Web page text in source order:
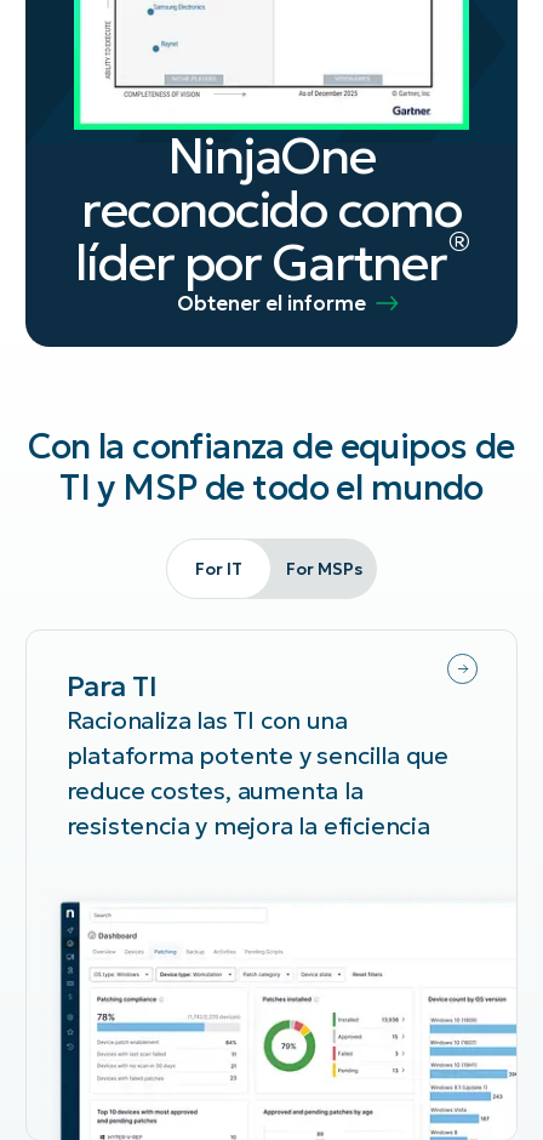
NinjaOne
reconocido como
líder por Gartner®
Obtener el informe
Con la confianza de equipos de
TI y MSP de todo el mundo
For IT For MSPs
Para TI
Racionaliza las TI con una
plataforma potente y sencilla que
reduce costes, aumenta la
resistencia y mejora la eficiencia